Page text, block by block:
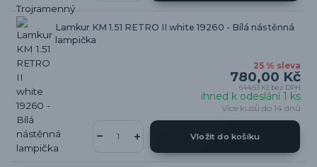
Lamkur KM 1.51 RETRO II white 19260 - Bílá nástěnná
lampička
25 % sleva
780,00 Kč
644,63 Kč bez DPH
ihned k odeslání 1 ks
Více kusů do 14 dnů
Vložit do košíku